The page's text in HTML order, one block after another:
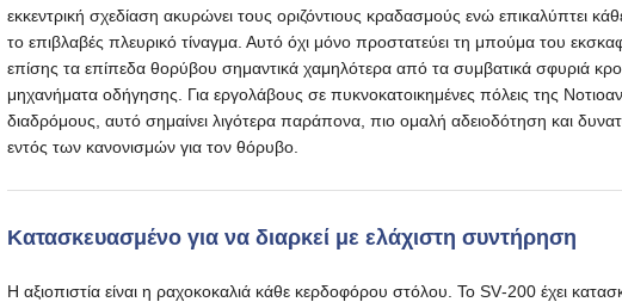
εκκεντρική σχεδίαση ακυρώνει τους οριζόντιους κραδασμούς ενώ επικαλύπτει
το επιβλαβές πλευρικό τίναγμα. Αυτό όχι μόνο προστατεύει τη μπούμα του
επίσης τα επίπεδα θορύβου σημαντικά χαμηλότερα από τα συμβατικά σφυριά
μηχανήματα οδήγησης. Για εργολάβους σε πυκνοκατοικημένες πόλεις της
διαδρόμους, αυτό σημαίνει λιγότερα παράπονα, πιο ομαλή αδειοδότηση και
εντός των κανονισμών για τον θόρυβο.
Κατασκευασμένο για να διαρκεί με ελάχιστη συντήρηση
Η αξιοπιστία είναι η ραχοκοκαλιά κάθε κερδοφόρου στόλου. Το SV‑200 έχει